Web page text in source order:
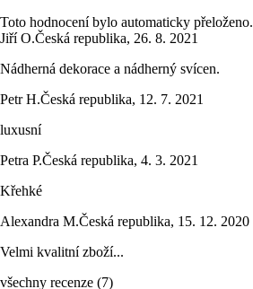
Toto hodnocení bylo automaticky přeloženo.
Jiří O.Česká republika, 26. 8. 2021
Nádherná dekorace a nádherný svícen.
Petr H.Česká republika, 12. 7. 2021
luxusní
Petra P.Česká republika, 4. 3. 2021
Křehké
Alexandra M.Česká republika, 15. 12. 2020
Velmi kvalitní zboží...
všechny recenze (7)